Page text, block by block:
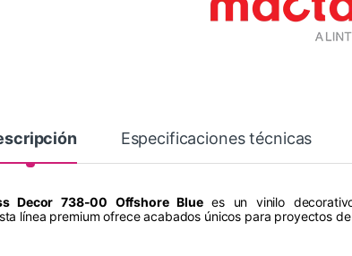
Especificaciones técnicas
Decor 738-00 Offshore Bluees un vinilo
línea premium ofrece acabados únicos para proyectos